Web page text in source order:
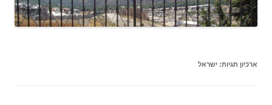
ארכיון תגיות: ישראל